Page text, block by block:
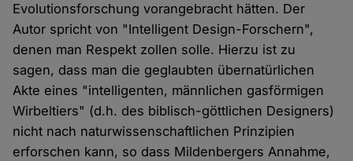
Evolutionsforschung vorangebracht hätten. Der
Autor spricht von "Intelligent Design-Forschern",
denen man Respekt zollen solle. Hierzu ist zu
sagen, dass man die geglaubten übernatürlichen
Akte eines "intelligenten, männlichen gasförmigen
Wirbeltiers" (d.h. des biblisch-göttlichen Designers)
nicht nach naturwissenschaftlichen Prinzipien
erforschen kann, so dass Mildenbergers Annahme,